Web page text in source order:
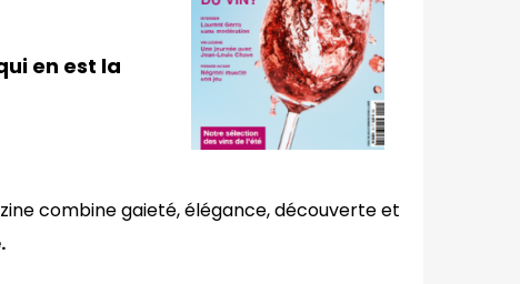
en est la
combine gaieté, élégance, découverte et